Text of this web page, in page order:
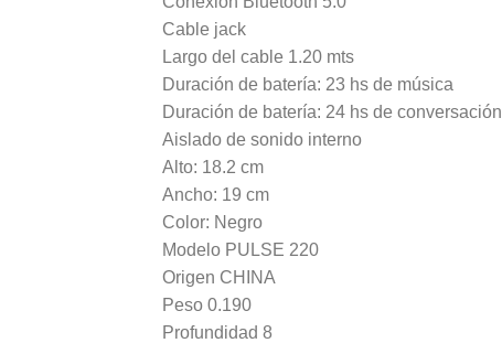
Cable jack
Largo del cable 1.20 mts
Duración de batería: 23 hs de música
Duración de batería: 24 hs de conversación
Aislado de sonido interno
Alto: 18.2 cm
Ancho: 19 cm
Color: Negro
Modelo PULSE 220
Origen CHINA
Peso 0.190
Profundidad 8